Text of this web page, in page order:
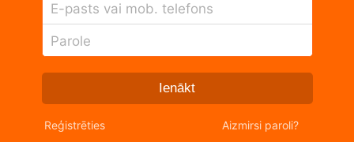
E-pasts vai mob. telefons
Parole
Ienākt
Reģistrēties Aizmirsi paroli?